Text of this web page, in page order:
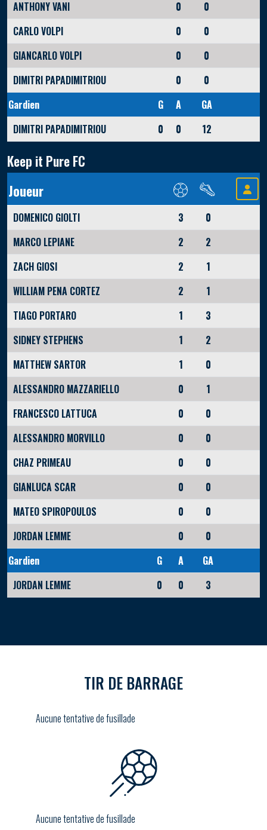
ANTHONY VANI 0
0
CARLO VOLPI
0
0
GIANCARLO VOLPI
0
0
DIMITRI PAPADIMITRIOU
0
0
Gardien
G A
GA
DIMITRI PAPADIMITRIOU
0 0 12
Keep it Pure FC
Joueur
DOMENICO GIOLTI 3
0
MARCO LEPIANE
2
2
ZACH GIOSI
2
1
WILLIAM PENA CORTEZ
2
1
TIAGO PORTARO
1
3
SIDNEY STEPHENS
1
2
MATTHEW SARTOR
1
0
ALESSANDRO MAZZARIELLO
0
1
FRANCESCO LATTUCA
0
0
ALESSANDRO MORVILLO
0
0
CHAZ PRIMEAU
0
0
GIANLUCA SCAR
0
0
MATEO SPIROPOULOS
0
0
JORDAN LEMME
0
0
Gardien
G A
GA
JORDAN LEMME
0 0 3
TIR DE BARRAGE
Aucune tentative de fusillade
Aucune tentative de fusillade